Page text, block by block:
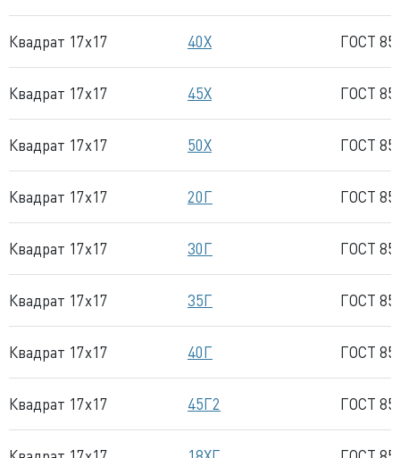
Квадрат 17x17 40Х ГОСТ
Квадрат 17x17 45Х ГОСТ
Квадрат 17x17 50Х ГОСТ
Квадрат 17x17 20Г ГОСТ
Квадрат 17x17 30Г ГОСТ
Квадрат 17x17 35Г ГОСТ
Квадрат 17x17 40Г ГОСТ
Квадрат 17x17 45Г2 ГОСТ